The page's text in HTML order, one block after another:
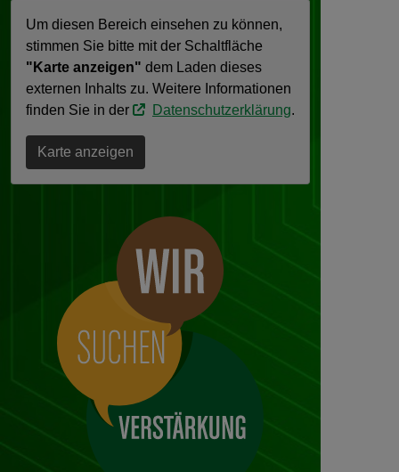
Um diesen Bereich einsehen zu können,
stimmen Sie bitte mit der Schaltfläche
"Karte anzeigen" dem Laden dieses
externen Inhalts zu. Weitere Informationen
finden Sie in der
Datenschutzerklärung.
Karte anzeigen